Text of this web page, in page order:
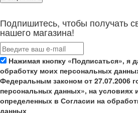
Подпишитесь, чтобы получать
нашего магазина!
Нажимая кнопку «Подписаться», я
обработку моих персональных
Федеральным законом от 27.07.2006
персональных данных», на условиях
определенных в Согласии на
данных